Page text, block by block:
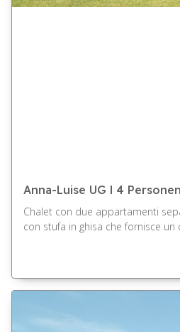
Anna-Luise UG l 4
Chalet con due appartamenti
con stufa in ghisa che fornisce un